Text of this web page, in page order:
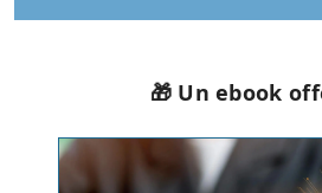
🎁 Un ebook